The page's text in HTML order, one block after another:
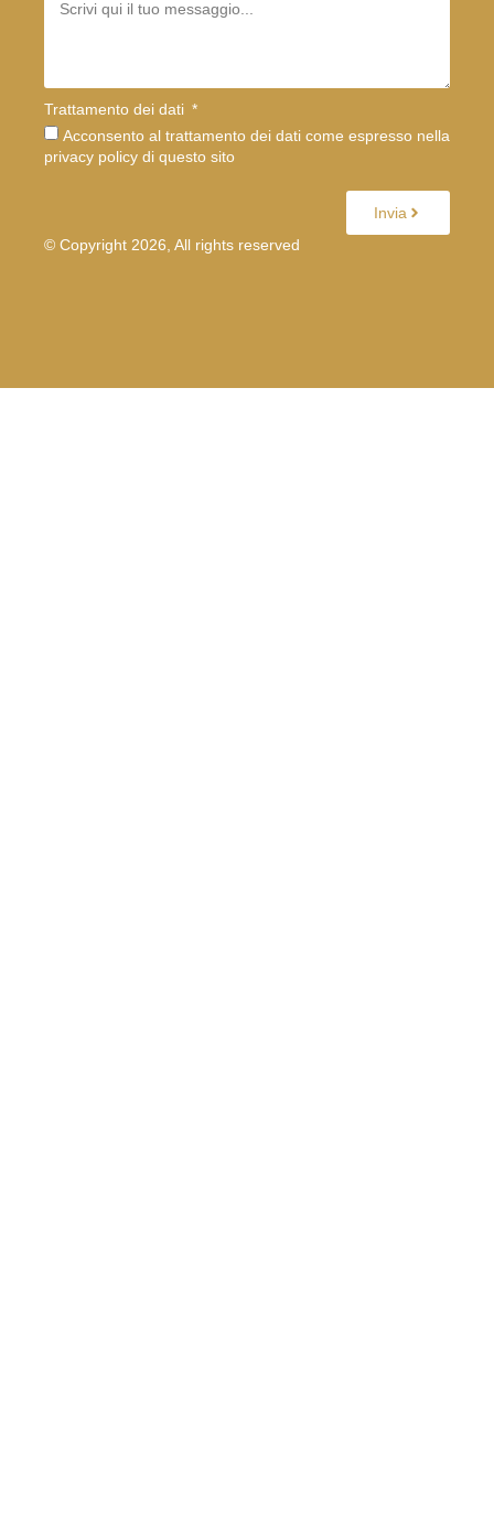
Trattamento dei dati
Acconsento al trattamento dei dati come espresso nella
privacy policy di questo sito
Invia
© Copyright 2026, All rights reserved